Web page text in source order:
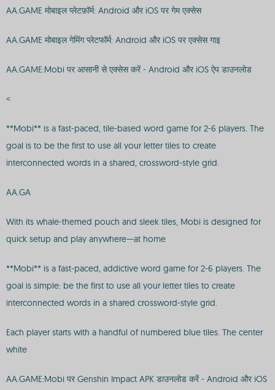
AA.GAME मोबाइल प्लेटफ़ॉर्म: Android और iOS पर गेम एक्सेस
AA.GAME मोबाइल गेमिंग प्लेटफॉर्म: Android और iOS पर एक्सेस गाइ
AA.GAME:Mobi पर आसानी से एक्सेस करें - Android और iOS ऐप डाउनलोड
<
**Mobi** is a fast-paced, tile-based word game for 2-6 players. The
goal is to be the first to use all your letter tiles to create
interconnected words in a shared, crossword-style grid.
AA.GA
With its whale-themed pouch and sleek tiles, Mobi is designed for
quick setup and play anywhere—at home
**Mobi** is a fast-paced, addictive word game for 2-6 players. The
goal is simple: be the first to use all your letter tiles to create
interconnected words in a shared crossword-style grid.
Each player starts with a handful of numbered blue tiles. The center
white
AA.GAME:Mobi पर Genshin Impact APK डाउनलोड करें - Android और iOS